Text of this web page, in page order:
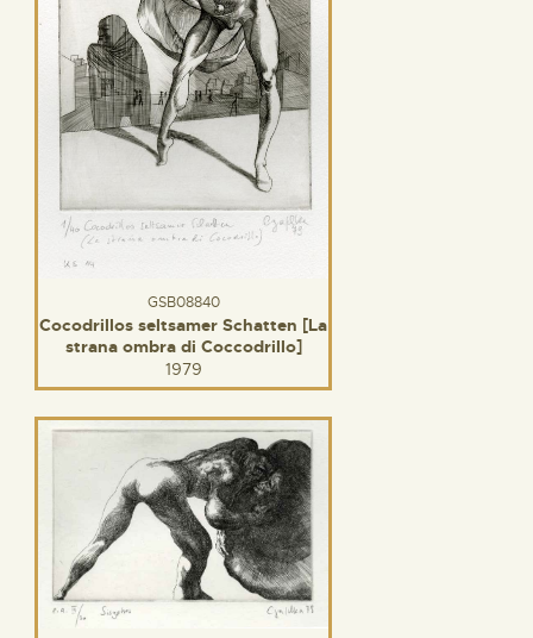
GSB08840
Cocodrillos seltsamer Schatten [La
strana ombra di Coccodrillo]
1979